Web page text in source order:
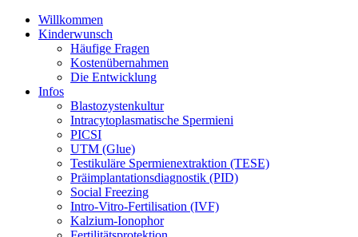
Willkommen
Kinderwunsch
Häufige Fragen
Kostenübernahmen
Die Entwicklung
Infos
Blastozystenkultur
Intracytoplasmatische Spermieni
PICSI
UTM (Glue)
Testikuläre Spermienextraktion (TESE)
Präimplantationsdiagnostik (PID)
Social Freezing
Intro-Vitro-Fertilisation (IVF)
Kalzium-Ionophor